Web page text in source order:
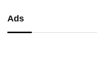
Ads